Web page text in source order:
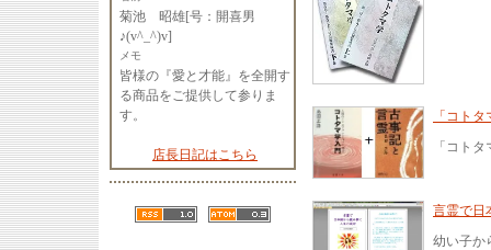
菊池 昭雄[号：開喜男
♪(v^_^)v]
メモ
皆様の『愛と才能』を全開す
る商品をご提供して参りま
す。
店長日記はこちら
「コト
「コト
言霊で日
幼い子か